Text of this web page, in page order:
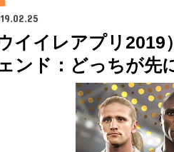
ウイイレアプリ
ンド：どっちが先